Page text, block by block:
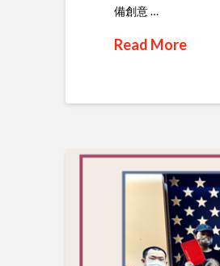
備創意 …
Read More